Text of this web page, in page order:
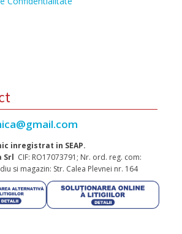
inregistrat in SEAP.
Srl CIF: RO17073791; Nr. ord. reg. com:
si magazin: Str. Calea Plevnei nr. 164